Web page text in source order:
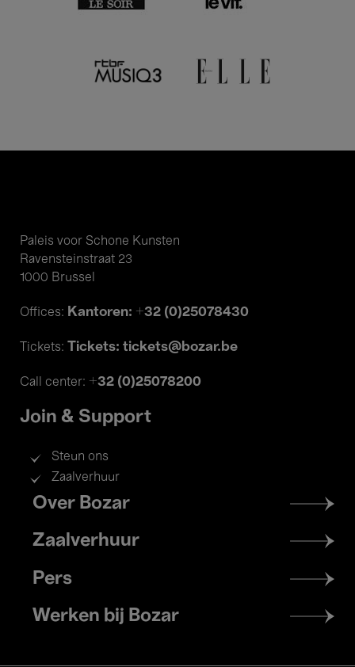
Paleis voor Schone Kunsten
Ravensteinstraat 23
1000 Brussel
Offices: Kantoren: +32 (0)25078430
Tickets: Tickets: tickets@bozar.be
Call center: +32 (0)25078200
Join & Support
Steun ons
Zaalverhuur
Footer
menu
Over Bozar
Zaalverhuur
Pers
Werken bij Bozar